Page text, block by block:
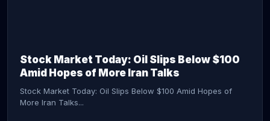
Stock Market Today: Oil Slips Below $100
Amid Hopes of More Iran Talks
Stock Market Today: Oil Slips Below $100 Amid Hopes of
More Iran Talks...